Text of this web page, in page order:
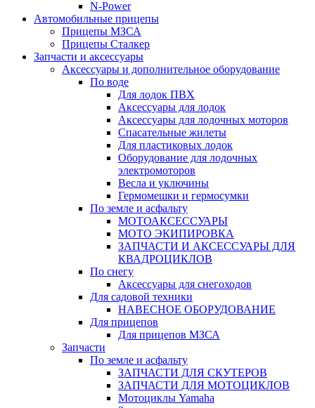
N-Power
Автомобильные прицепы
Прицепы МЗСА
Прицепы Сталкер
Запчасти и аксессуары
Аксессуары и дополнительное оборудование
По воде
Для лодок ПВХ
Аксессуары для лодок
Аксессуары для лодочных моторов
Спасательные жилеты
Для пластиковых лодок
Оборудование для лодочных
электромоторов
Весла и уключины
Гермомешки и гермосумки
По земле и асфальту
МОТОАКСЕССУАРЫ
МОТО ЭКИПИРОВКА
ЗАПЧАСТИ И АКСЕССУАРЫ ДЛЯ
КВАДРОЦИКЛОВ
По снегу
Аксессуары для снегоходов
Для садовой техники
НАВЕСНОЕ ОБОРУДОВАНИЕ
Для прицепов
Для прицепов МЗСА
Запчасти
По земле и асфальту
ЗАПЧАСТИ ДЛЯ СКУТЕРОВ
ЗАПЧАСТИ ДЛЯ МОТОЦИКЛОВ
Мотоциклы Yamaha